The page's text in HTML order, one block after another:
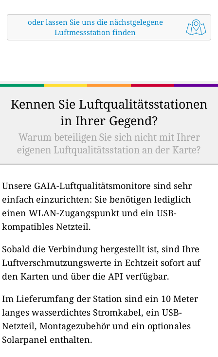
oder lassen Sie uns die nächstgelegene
Luftmessstation finden
Kennen Sie Luftqualitätsstationen
in Ihrer Gegend?
Warum beteiligen Sie sich nicht mit Ihrer
eigenen Luftqualitätsstation an der Karte?
Unsere GAIA-Luftqualitätsmonitore sind sehr
einfach einzurichten: Sie benötigen lediglich
einen WLAN-Zugangspunkt und ein USB-
kompatibles Netzteil.
Sobald die Verbindung hergestellt ist, sind Ihre
Luftverschmutzungswerte in Echtzeit sofort auf
den Karten und über die API verfügbar.
Im Lieferumfang der Station sind ein 10 Meter
langes wasserdichtes Stromkabel, ein USB-
Netzteil, Montagezubehör und ein optionales
Solarpanel enthalten.